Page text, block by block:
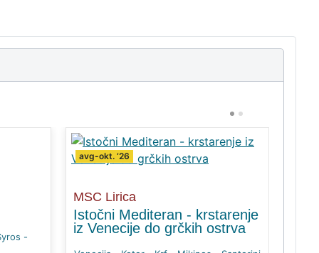
E
V
X
-
avg-okt. ‘26
MSC Lirica
Istočni Mediteran - krstarenje
iz Venecije do grčkih ostrva